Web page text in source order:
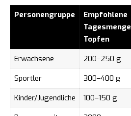
Personengruppe
Empfohlene
Tagesmenge
Topfen
Erwachsene
200–250 g
Sportler
300–400 g
Kinder/Jugendliche
100–150 g